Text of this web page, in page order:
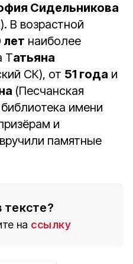
Сидельникова
В возрастной
лет наиболее
Татьяна
СК), от 51 года и
(Песчанская
имени
и
памятные
на ссылку